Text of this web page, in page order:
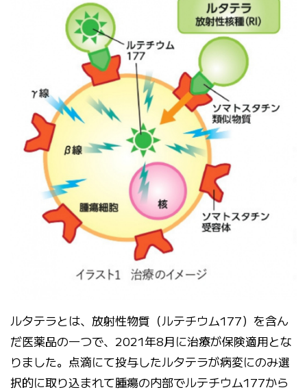
ルタテラとは、放射性物質（ルテチウム177）を含ん
だ医薬品の一つで、2021年8月に治療が保険適用とな
りました。点滴にて投与したルタテラが病変にのみ選
択的に取り込まれて腫瘍の内部でルテチウム177から